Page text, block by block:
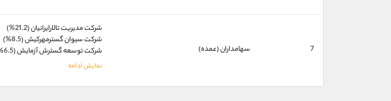
7 سهامداران (عمده)
شركت مديريت تالارايرانيان (21.2%)
شركت سيوان گسترمهركيش (8.5%)
شركت توسعه گسترش آزمايش (6.5%)